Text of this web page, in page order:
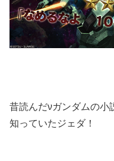
昔読んだνガンダムの小
知っていたジェダ！